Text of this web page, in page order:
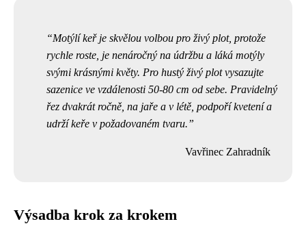
Motýlí keř je skvělou volbou pro živý plot, protože
rychle roste, je nenáročný na údržbu a láká motýly
svými krásnými květy. Pro hustý živý plot vysazujte
sazenice ve vzdálenosti 50-80 cm od sebe. Pravidelný
řez dvakrát ročně, na jaře a v létě, podpoří kvetení a
udrží keře v požadovaném tvaru.
Vavřinec Zahradník
Výsadba krok za krokem